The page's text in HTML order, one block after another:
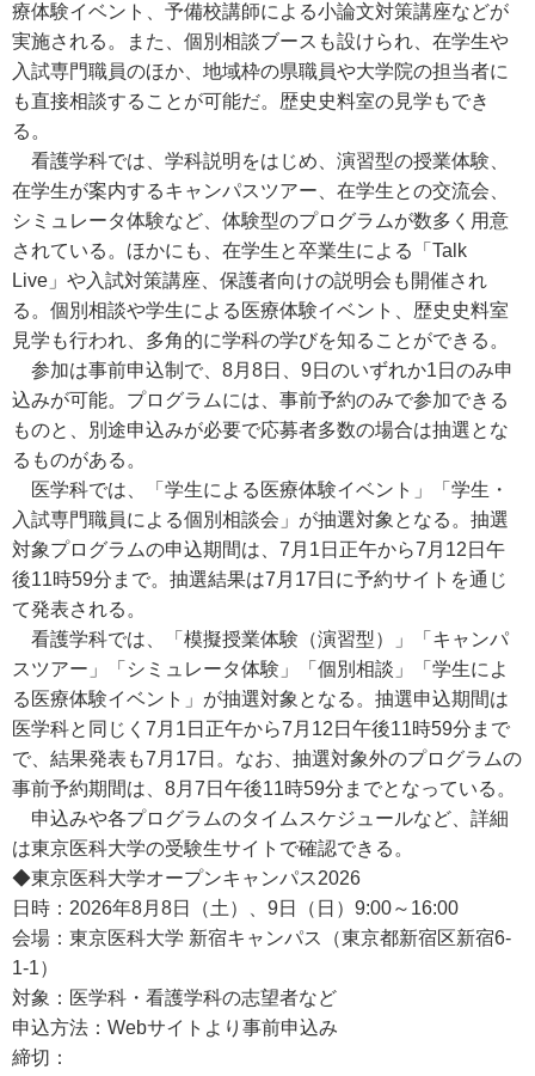
療体験イベント、予備校講師による小論文対策講座などが
実施される。また、個別相談ブースも設けられ、在学生や
入試専門職員のほか、地域枠の県職員や大学院の担当者に
も直接相談することが可能だ。歴史史料室の見学もでき
る。
看護学科では、学科説明をはじめ、演習型の授業体験、
在学生が案内するキャンパスツアー、在学生との交流会、
シミュレータ体験など、体験型のプログラムが数多く用意
されている。ほかにも、在学生と卒業生による「Talk
Live」や入試対策講座、保護者向けの説明会も開催され
る。個別相談や学生による医療体験イベント、歴史史料室
見学も行われ、多角的に学科の学びを知ることができる。
参加は事前申込制で、8月8日、9日のいずれか1日のみ申
込みが可能。プログラムには、事前予約のみで参加できる
ものと、別途申込みが必要で応募者多数の場合は抽選とな
るものがある。
医学科では、「学生による医療体験イベント」「学生・
入試専門職員による個別相談会」が抽選対象となる。抽選
対象プログラムの申込期間は、7月1日正午から7月12日午
後11時59分まで。抽選結果は7月17日に予約サイトを通じ
て発表される。
看護学科では、「模擬授業体験（演習型）」「キャンパ
スツアー」「シミュレータ体験」「個別相談」「学生によ
る医療体験イベント」が抽選対象となる。抽選申込期間は
医学科と同じく7月1日正午から7月12日午後11時59分まで
で、結果発表も7月17日。なお、抽選対象外のプログラムの
事前予約期間は、8月7日午後11時59分までとなっている。
申込みや各プログラムのタイムスケジュールなど、詳細
は東京医科大学の受験生サイトで確認できる。
◆東京医科大学オープンキャンパス2026
日時：2026年8月8日（土）、9日（日）9:00～16:00
会場：東京医科大学 新宿キャンパス（東京都新宿区新宿6-
1-1）
対象：医学科・看護学科の志望者など
申込方法：Webサイトより事前申込み
締切：